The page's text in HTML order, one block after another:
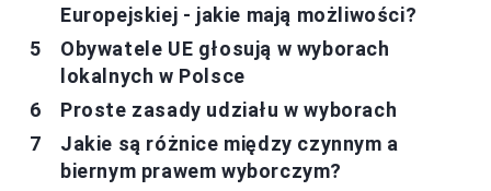
Europejskiej - jakie mają możliwości?
Obywatele UE głosują w wyborach
lokalnych w Polsce
Proste zasady udziału w wyborach
Jakie są różnice między czynnym a
biernym prawem wyborczym?